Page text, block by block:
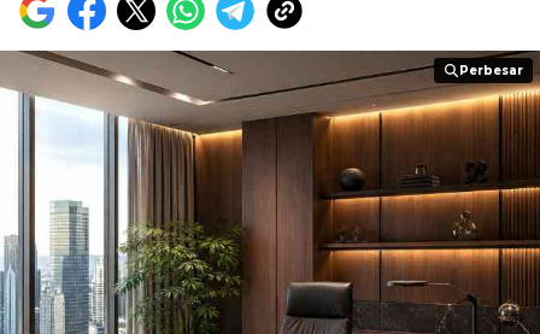
Perbesar
Perbesar